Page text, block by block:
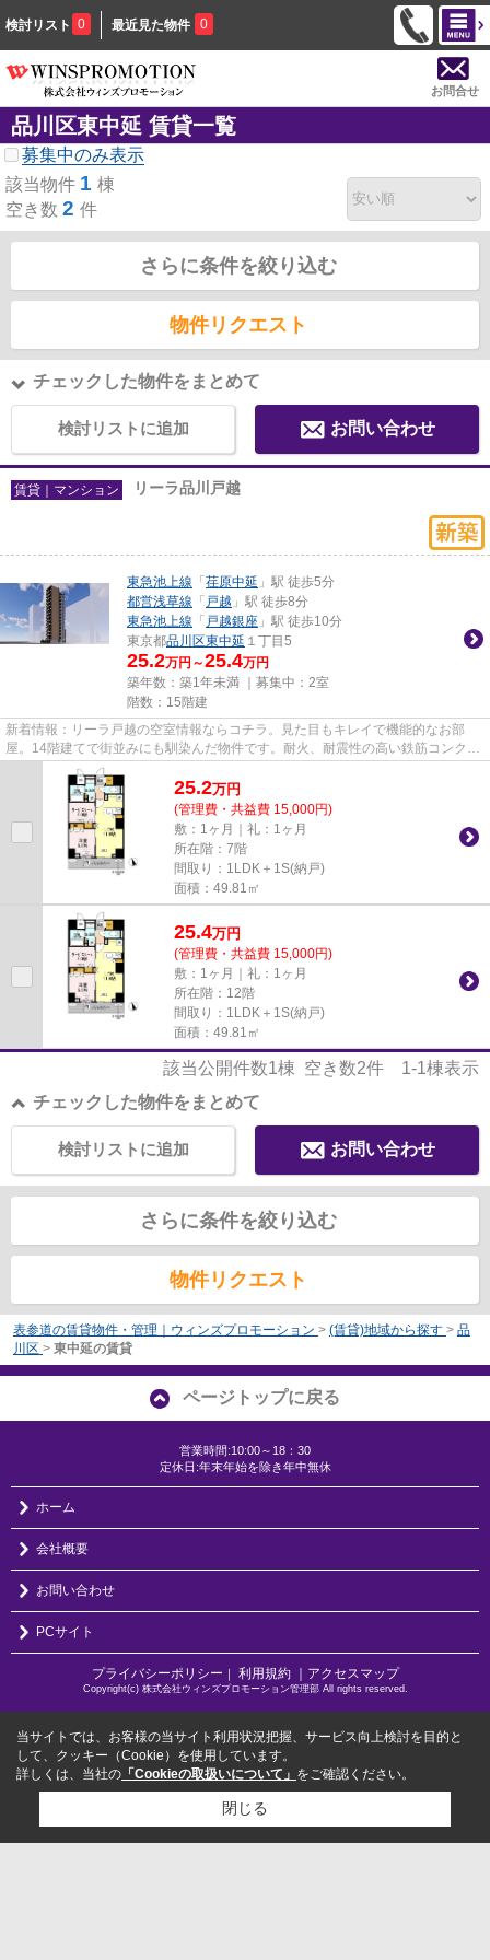
検討リスト 0 最近見た物件 0
お問合せ
品川区東中延 賃貸一覧
募集中のみ表示
該当物件 1 棟
空き数 2 件
さらに条件を絞り込む
物件リクエスト
チェックした物件をまとめて
検討リストに追加 お問い合わせ
賃貸｜マンション リーラ品川戸越
東急池上線 「 荏原中延 」駅 徒歩5分
都営浅草線 「 戸越 」駅 徒歩8分
東急池上線 「 戸越銀座 」駅 徒歩10分
東京都品川区東中延 １丁目5
25.2万円～25.4万円
築年数：築1年未満 ｜募集中： 2室
階数：15階建
新着情報：リーラ戸越の空室情報ならコチラ。見た目もキレイで機能的なお部
屋。14階建てで街並みにも馴染んだ物件です。耐火、耐震性の高い鉄筋コンクリ
ートの建物。疲れた夜でも駅か...
25.2万円
(管理費・共益費 15,000円)
敷：1ヶ月｜礼：1ヶ月
所在階：7階
間取り：1LDK＋1S(納戸)
面積：49.81㎡
25.4万円
(管理費・共益費 15,000円)
敷：1ヶ月｜礼：1ヶ月
所在階：12階
間取り：1LDK＋1S(納戸)
面積：49.81㎡
該当公開件数1棟 空き数2件 1-1棟表示
チェックした物件をまとめて
お問い合わせ
検討リストに追加
さらに条件を絞り込む
物件リクエスト
表参道の賃貸物件・管理｜ウィンズプロモーション > (賃貸)地域から探す > 品
川区 > 東中延の賃貸
ページトップに戻る
営業時間:10:00～18：30
定休日:年末年始を除き年中無休
ホーム
会社概要
お問い合わせ
PCサイト
プライバシーポリシー ｜ 利用規約 ｜アクセスマップ
Copyright(c) 株式会社ウィンズプロモーション管理部 All rights reserved.
当サイトでは、お客様の当サイト利用状況把握、サービス向上検討を目的と
して、クッキー（Cookie）を使用しています。
詳しくは、当社の 「Cookieの取扱いについて」 をご確認ください。
閉じる